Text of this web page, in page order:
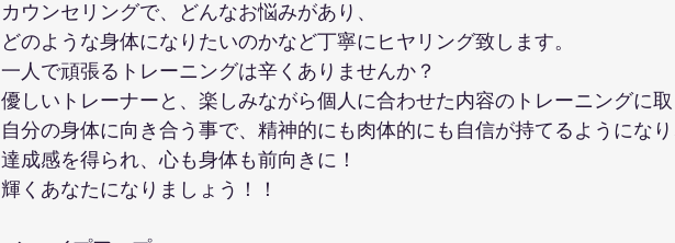
カウンセリングで、どんなお悩みがあり、
どのような身体になりたいのかなど丁寧にヒヤリング致します。
一人で頑張るトレーニングは辛くありませんか？
優しいトレーナーと、楽しみながら個人に合わせた内容のトレーニングに
自分の身体に向き合う事で、精神的にも肉体的にも自信が持てるようにな
達成感を得られ、心も身体も前向きに！
輝くあなたになりましょう！！